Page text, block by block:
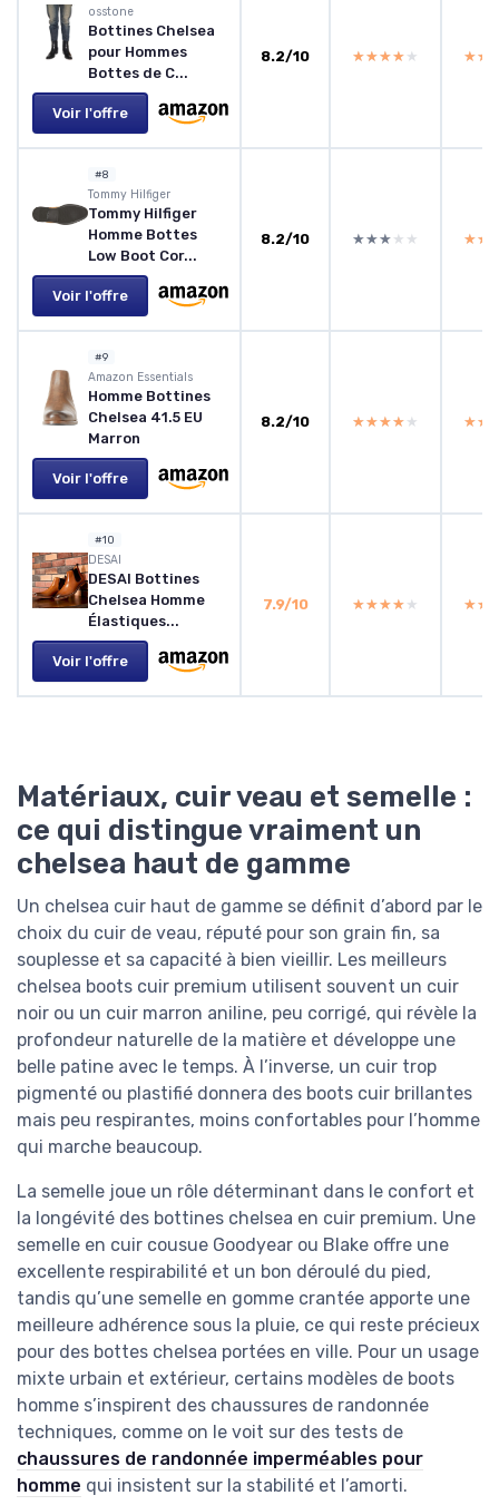
osstone
Bottines Chelsea
pour Hommes
Bottes de C...
Voir l'offre
8.2/10 ★★★★★
★★★★★
#8
Tommy Hilfiger
Tommy Hilfiger
Homme Bottes
Low Boot Cor...
Voir l'offre
8.2/10 ★★★★★
★★★★★
#9
Amazon Essentials
Homme Bottines
Chelsea 41.5 EU
Marron
Voir l'offre
8.2/10 ★★★★★
★★★★★
#10
DESAI
DESAI Bottines
Chelsea Homme
Élastiques...
Voir l'offre
7.9/10 ★★★★★
★★★★★
Matériaux, cuir veau et semelle :
ce qui distingue vraiment un
chelsea haut de gamme
Un chelsea cuir haut de gamme se définit d’abord par le
choix du cuir de veau, réputé pour son grain fin, sa
souplesse et sa capacité à bien vieillir. Les meilleurs
chelsea boots cuir premium utilisent souvent un cuir
noir ou un cuir marron aniline, peu corrigé, qui révèle la
profondeur naturelle de la matière et développe une
belle patine avec le temps. À l’inverse, un cuir trop
pigmenté ou plastifié donnera des boots cuir brillantes
mais peu respirantes, moins confortables pour l’homme
qui marche beaucoup.
La semelle joue un rôle déterminant dans le confort et
la longévité des bottines chelsea en cuir premium. Une
semelle en cuir cousue Goodyear ou Blake offre une
excellente respirabilité et un bon déroulé du pied,
tandis qu’une semelle en gomme crantée apporte une
meilleure adhérence sous la pluie, ce qui reste précieux
pour des bottes chelsea portées en ville. Pour un usage
mixte urbain et extérieur, certains modèles de boots
homme s’inspirent des chaussures de randonnée
techniques, comme on le voit sur des tests de
chaussures de randonnée imperméables pour
homme qui insistent sur la stabilité et l’amorti.